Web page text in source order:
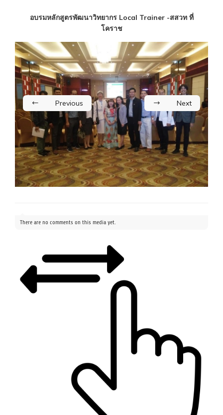
อบรมหลักสูตรพัฒนาวิทยากร Local Trainer -สสวท ที่
โคราช
Previous Next
There are no comments on this media yet.